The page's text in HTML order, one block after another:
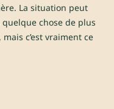
La situation peut
chose de plus
c’est vraiment ce